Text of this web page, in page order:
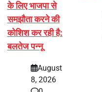
के लिए भाजपा से
समझौता करने की
कोशिश कर रही है:
बलतेज पन्नू
August
8, 2026